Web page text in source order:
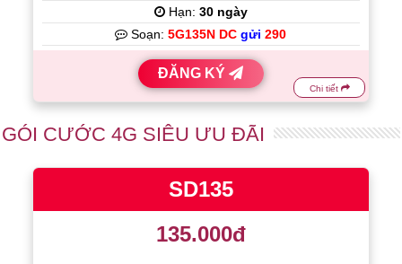
Hạn: 30 ngày
Soạn:5G135N DCgửi 290
ĐĂNG KÝ
Chi tiết
GÓI CƯỚC 4G SIÊU ƯU ĐÃI
SD135
135.000đ